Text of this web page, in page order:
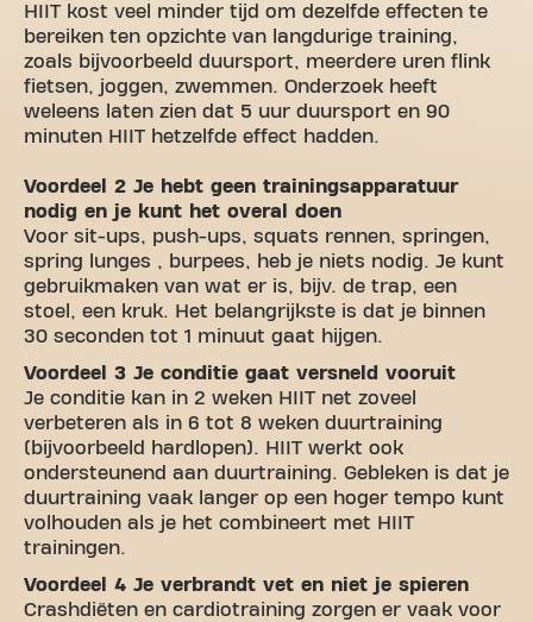
HIIT kost veel minder tijd om dezelfde effecten te
bereiken ten opzichte van langdurige training,
zoals bijvoorbeeld duursport, meerdere uren flink
fietsen, joggen, zwemmen. Onderzoek heeft
weleens laten zien dat 5 uur duursport en 90
minuten HIIT hetzelfde effect hadden.
Voordeel 2 Je hebt geen trainingsapparatuur
nodig en je kunt het overal doen
Voor sit-ups, push-ups, squats rennen, springen,
spring lunges , burpees, heb je niets nodig. Je kunt
gebruikmaken van wat er is, bijv. de trap, een
stoel, een kruk. Het belangrijkste is dat je binnen
30 seconden tot 1 minuut gaat hijgen.
Voordeel 3 Je conditie gaat versneld vooruit
Je conditie kan in 2 weken HIIT net zoveel
verbeteren als in 6 tot 8 weken duurtraining
(bijvoorbeeld hardlopen). HIIT werkt ook
ondersteunend aan duurtraining. Gebleken is dat je
duurtraining vaak langer op een hoger tempo kunt
volhouden als je het combineert met HIIT
trainingen.
Voordeel 4 Je verbrandt vet en niet je spieren
Crashdiëten en cardiotraining zorgen er vaak voor